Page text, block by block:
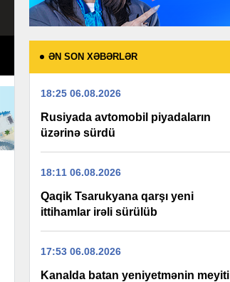
ƏN SON XƏBƏRLƏR
18:25 06.08.2026
Rusiyada avtomobil piyadaların
üzərinə sürdü
18:11 06.08.2026
Qaqik Tsarukyana qarşı yeni
ittihamlar irəli sürülüb
17:53 06.08.2026
Kanalda batan yeniyetmənin meyiti